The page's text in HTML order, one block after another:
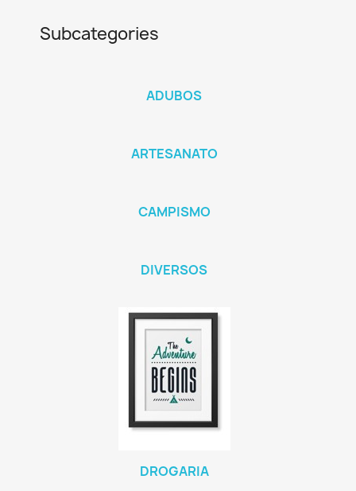
Subcategories
ADUBOS
ARTESANATO
CAMPISMO
DIVERSOS
DROGARIA